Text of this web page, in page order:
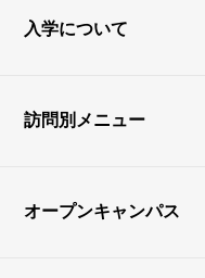
入学について
訪問別メニュー
オープンキャンパス